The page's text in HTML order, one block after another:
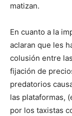
matizan.
En cuanto a la
aclaran que les
colusión entre
fijación de
predatorios
las plataformas,
por los taxistas